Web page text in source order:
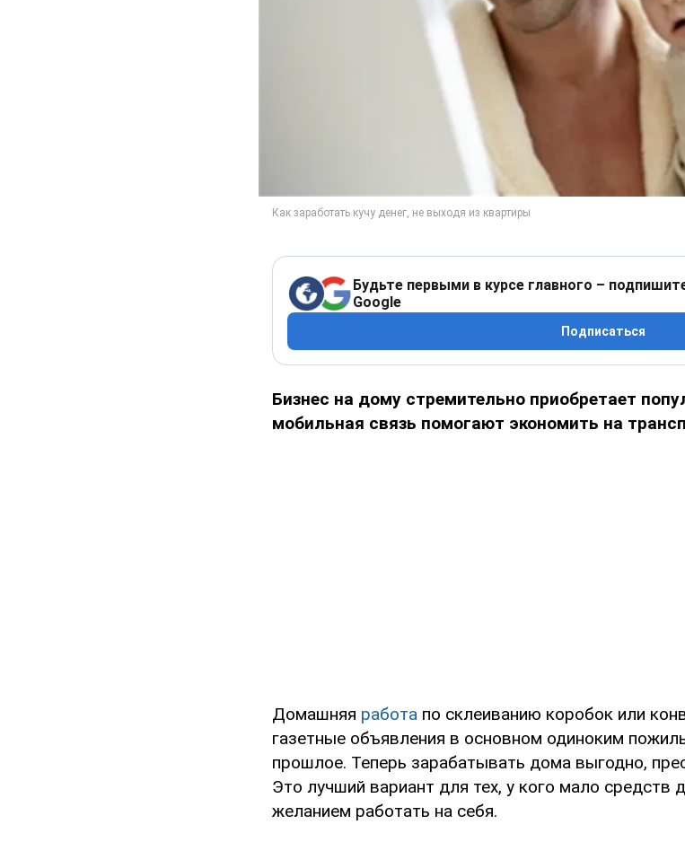
Будьте первыми в курсе главного –
Google
Подписаться
Бизнес на дому стремительно приобретает
мобильная связь помогают экономить на
Домашняя работа по склеиванию коробок или
газетные объявления в основном одиноким
прошлое. Теперь зарабатывать дома выгодно,
Это лучший вариант для тех, у кого мало средств
желанием работать на себя.